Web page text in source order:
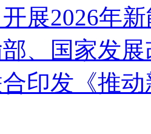
展2026年
、国家发
印发《推